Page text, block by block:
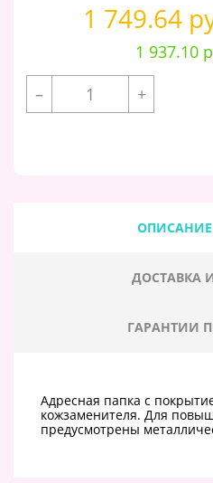
1 749.64
1 937.10
–
+
ОПИСАНИЕ
ДОСТАВКА
ГАРАНТИИ
Адресная папка с
кожзаменителя. Для
предусмотрены